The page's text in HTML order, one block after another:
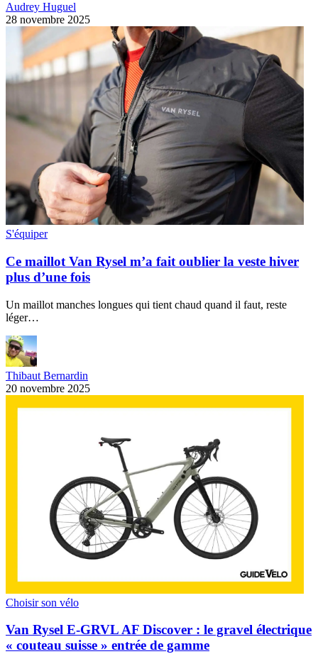
Audrey Huguel
28 novembre 2025
S'équiper
Ce maillot Van Rysel m’a fait oublier la veste hiver
plus d’une fois
Un maillot manches longues qui tient chaud quand il faut, reste
léger…
Thibaut Bernardin
20 novembre 2025
Choisir son vélo
Van Rysel E-GRVL AF Discover : le gravel électrique
« couteau suisse » entrée de gamme